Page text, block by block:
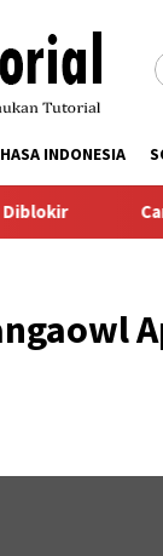
INDONESIA
Cara